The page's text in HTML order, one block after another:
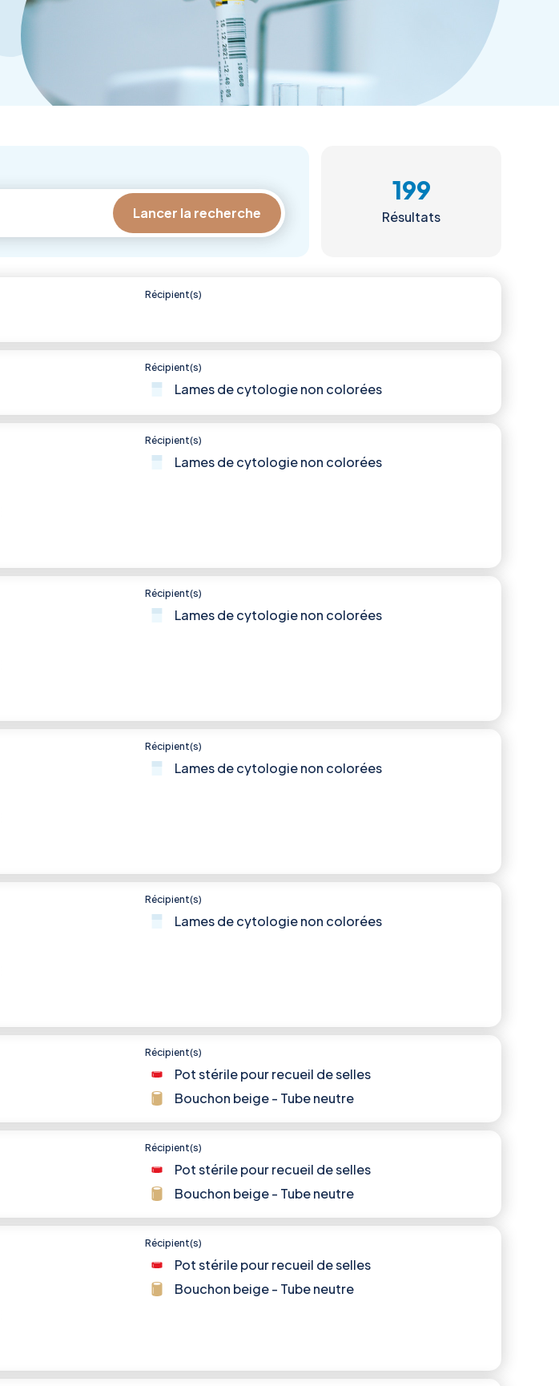
199
Résultats
Récipient(s)
Récipient(s)
Lames de cytologie non colorées
Récipient(s)
Lames de cytologie non colorées
Récipient(s)
Lames de cytologie non colorées
Récipient(s)
Lames de cytologie non colorées
Récipient(s)
Lames de cytologie non colorées
Récipient(s)
Pot stérile pour recueil de selles
Bouchon beige - Tube neutre
Récipient(s)
Pot stérile pour recueil de selles
Bouchon beige - Tube neutre
Récipient(s)
Pot stérile pour recueil de selles
Bouchon beige - Tube neutre